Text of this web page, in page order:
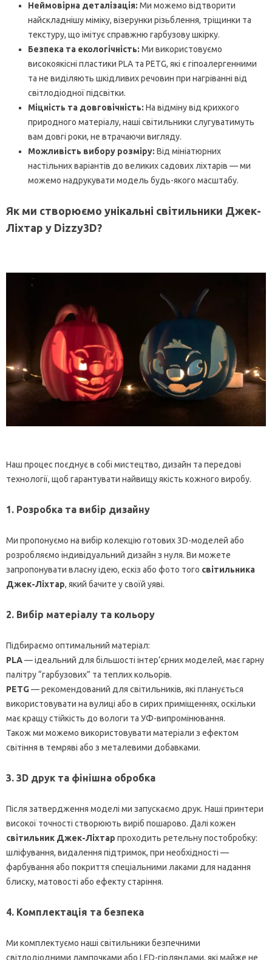
Неймовірна деталізація: Ми можемо відтворити
найскладнішу міміку, візерунки різьблення, тріщинки та
текстуру, що імітує справжню гарбузову шкірку.
Безпека та екологічність: Ми використовуємо
високоякісні пластики PLA та PETG, які є гіпоалергенними
та не виділяють шкідливих речовин при нагріванні від
світлодіодної підсвітки.
Міцність та довговічність: На відміну від крихкого
природного матеріалу, наші світильники слугуватимуть
вам довгі роки, не втрачаючи вигляду.
Можливість вибору розміру: Від мініатюрних
настільних варіантів до великих садових ліхтарів — ми
можемо надрукувати модель будь-якого масштабу.
Як ми створюємо унікальні світильники Джек-
Ліхтар у Dizzy3D?
Наш процес поєднує в собі мистецтво, дизайн та передові
технології, щоб гарантувати найвищу якість кожного виробу.
1. Розробка та вибір дизайну
Ми пропонуємо на вибір колекцію готових 3D-моделей або
розробляємо індивідуальний дизайн з нуля. Ви можете
запропонувати власну ідею, ескіз або фото того світильника
Джек-Ліхтар, який бачите у своїй уяві.
2. Вибір матеріалу та кольору
Підбираємо оптимальний матеріал:
PLA— ідеальний для більшості інтер’єрних моделей, має гарну
палітру “гарбузових” та теплих кольорів.
PETG— рекомендований для світильників, які планується
використовувати на вулиці або в сирих приміщеннях, оскільки
має кращу стійкість до вологи та УФ-випромінювання.
Також ми можемо використовувати матеріали з ефектом
світіння в темряві або з металевими добавками.
3. 3D друк та фінішна обробка
Після затвердження моделі ми запускаємо друк. Наші принтери
високої точності створюють виріб пошарово. Далі кожен
світильник Джек-Ліхтар проходить ретельну постобробку:
шліфування, видалення підтримок, при необхідності —
фарбування або покриття спеціальними лаками для надання
блиску, матовості або ефекту старіння.
4. Комплектація та безпека
Ми комплектуємо наші світильники безпечними
світлодіодними лампочками або LED-гірляндами, які майже не